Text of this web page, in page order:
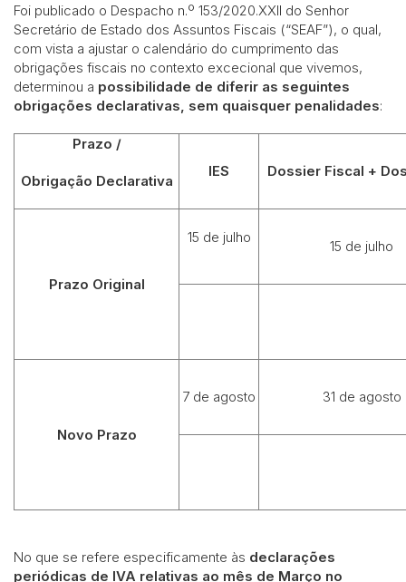
Foi publicado o Despacho n.º 153/2020.XXII do Senhor
Secretário de Estado dos Assuntos Fiscais (“SEAF”), o qual,
com vista a ajustar o calendário do cumprimento das
obrigações fiscais no contexto excecional que vivemos,
determinou a possibilidade de diferir as seguintes
obrigações declarativas, sem quaisquer penalidades:
Prazo /
Obrigação Declarativa
IES Dossier Fiscal +
Prazo Original
15 de julho
15 de julho
Novo Prazo
7 de agosto 31 de agosto
No que se refere especificamente às declarações
periódicas de IVA relativas ao mês de Março no